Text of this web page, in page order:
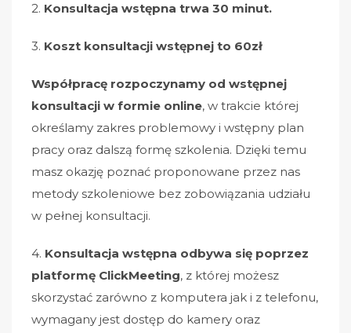
2. Konsultacja wstępna trwa 30 minut.
3. Koszt konsultacji wstępnej to 60zł
Współpracę rozpoczynamy od wstępnej
konsultacji w formie online, w trakcie której
określamy zakres problemowy i wstępny plan
pracy oraz dalszą formę szkolenia. Dzięki temu
masz okazję poznać proponowane przez nas
metody szkoleniowe bez zobowiązania udziału
w pełnej konsultacji.
4. Konsultacja wstępna odbywa się poprzez
platformę ClickMeeting, z której możesz
skorzystać zarówno z komputera jak i z telefonu,
wymagany jest dostęp do kamery oraz